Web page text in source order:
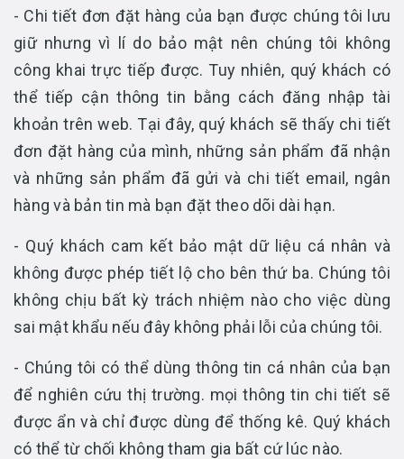
- Chi tiết đơn đặt hàng của bạn được chúng tôi lưu
giữ nhưng vì lí do bảo mật nên chúng tôi không
công khai trực tiếp được. Tuy nhiên, quý khách có
thể tiếp cận thông tin bằng cách đăng nhập tài
khoản trên web. Tại đây, quý khách sẽ thấy chi tiết
đơn đặt hàng của mình, những sản phẩm đã nhận
và những sản phẩm đã gửi và chi tiết email, ngân
hàng và bản tin mà bạn đặt theo dõi dài hạn.
- Quý khách cam kết bảo mật dữ liệu cá nhân và
không được phép tiết lộ cho bên thứ ba. Chúng tôi
không chịu bất kỳ trách nhiệm nào cho việc dùng
sai mật khẩu nếu đây không phải lỗi của chúng tôi.
- Chúng tôi có thể dùng thông tin cá nhân của bạn
để nghiên cứu thị trường. mọi thông tin chi tiết sẽ
được ẩn và chỉ được dùng để thống kê. Quý khách
có thể từ chối không tham gia bất cứ lúc nào.